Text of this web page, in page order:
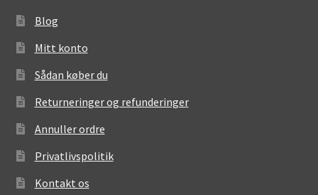
Blog
Mitt konto
Sådan køber du
Returneringer og refunderinger
Annuller ordre
Privatlivspolitik
Kontakt os